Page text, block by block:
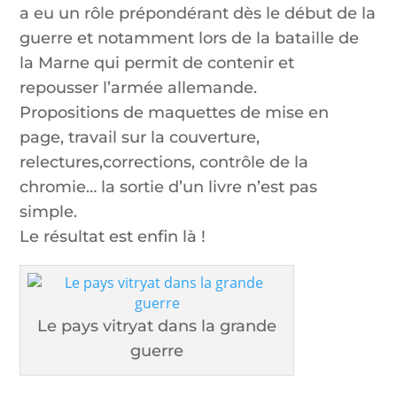
a eu un rôle prépondérant dès le début de la
guerre et notamment lors de la bataille de
la Marne qui permit de contenir et
repousser l’armée allemande.
Propositions de maquettes de mise en
page, travail sur la couverture,
relectures,corrections, contrôle de la
chromie… la sortie d’un livre n’est pas
simple.
Le résultat est enfin là !
Le pays vitryat dans la grande
guerre